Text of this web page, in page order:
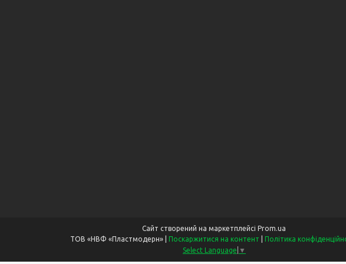
Сайт створений на маркетплейсі Prom.ua
Поскаржитися на контент
Політика
Select Language ▼